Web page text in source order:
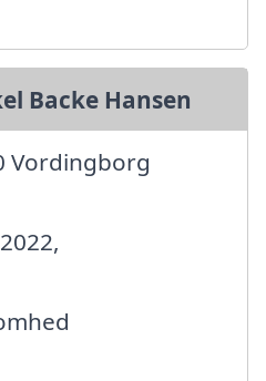
Backe Hansen
Vordingborg